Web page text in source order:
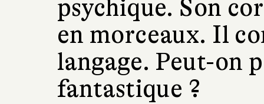
psychique. Son
en morceaux. Il
langage. Peut-on
fantastique ?